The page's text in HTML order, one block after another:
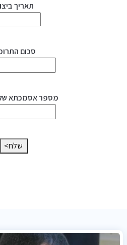
תאריך
סכום
מספר אסמכתא